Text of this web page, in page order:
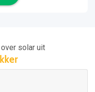
solar uit